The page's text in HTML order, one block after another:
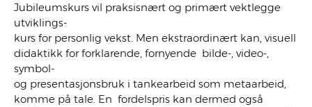
Jubileumskurs vil praksisnært og primært vektlegge
utviklings-
kurs for personlig vekst. Men ekstraordinært kan, visuell
didaktikk for forklarende, fornyende bilde-, video-,
symbol-
og presentasjonsbruk i tankearbeid som metaarbeid,
komme på tale. En fordelspris kan dermed også